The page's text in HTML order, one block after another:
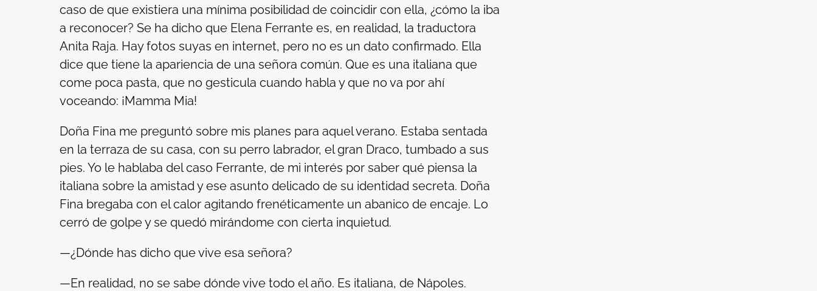
caso de que existiera una mínima posibilidad de coincidir con ella, ¿cómo la iba
a reconocer? Se ha dicho que Elena Ferrante es, en realidad, la traductora
Anita Raja. Hay fotos suyas en internet, pero no es un dato confirmado. Ella
dice que tiene la apariencia de una señora común. Que es una italiana que
come poca pasta, que no gesticula cuando habla y que no va por ahí
voceando: ¡Mamma Mia!
Doña Fina me preguntó sobre mis planes para aquel verano. Estaba sentada
en la terraza de su casa, con su perro labrador, el gran Draco, tumbado a sus
pies. Yo le hablaba del caso Ferrante, de mi interés por saber qué piensa la
italiana sobre la amistad y ese asunto delicado de su identidad secreta. Doña
Fina bregaba con el calor agitando frenéticamente un abanico de encaje. Lo
cerró de golpe y se quedó mirándome con cierta inquietud.
—¿Dónde has dicho que vive esa señora?
—En realidad, no se sabe dónde vive todo el año. Es italiana, de Nápoles.